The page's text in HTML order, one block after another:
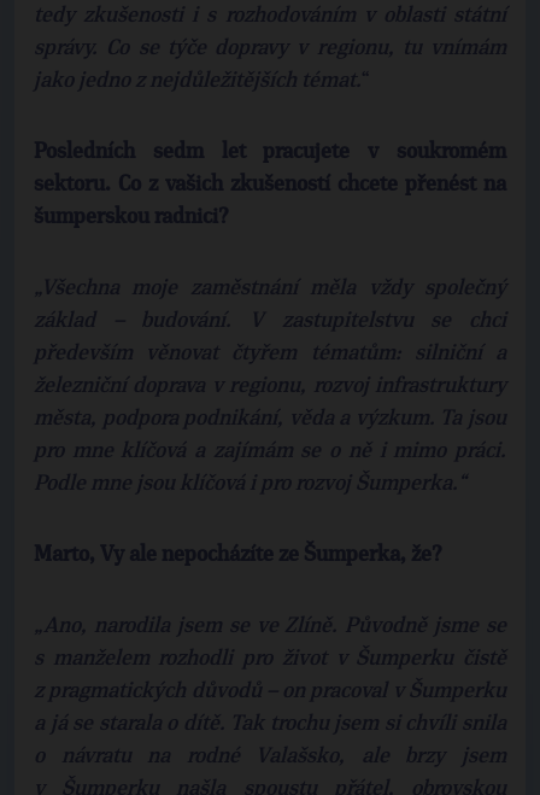
tedy zkušenosti i s rozhodováním v oblasti státní
správy. Co se týče dopravy v regionu, tu vnímám
jako jedno z nejdůležitějších témat.“
Posledních sedm let pracujete v soukromém
sektoru. Co z vašich zkušeností chcete přenést na
šumperskou radnici?
„Všechna moje zaměstnání měla vždy společný
základ – budování. V zastupitelstvu se chci
především věnovat čtyřem tématům: silniční a
železniční doprava v regionu, rozvoj infrastruktury
města, podpora podnikání, věda a výzkum. Ta jsou
pro mne klíčová a zajímám se o ně i mimo práci.
Podle mne jsou klíčová i pro rozvoj Šumperka.“
Marto, Vy ale nepocházíte ze Šumperka, že?
„Ano, narodila jsem se ve Zlíně. Původně jsme se
s manželem rozhodli pro život v Šumperku čistě
z pragmatických důvodů – on pracoval v Šumperku
a já se starala o dítě. Tak trochu jsem si chvíli snila
o návratu na rodné Valašsko, ale brzy jsem
v Šumperku našla spoustu přátel, obrovskou